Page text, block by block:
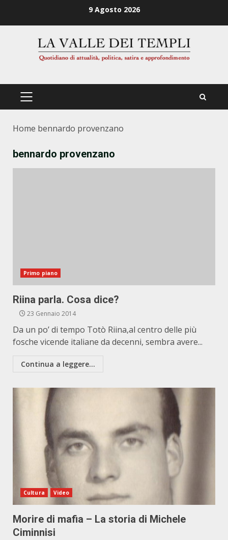
9 Agosto 2026
PRIMÄRES
Home bennardo provenzano
bennardo provenzano
Primo piano
Riina parla. Cosa dice?
23 Gennaio 2014
Da un po’ di tempo Totò Riina,al centro delle più
fosche vicende italiane da decenni, sembra avere...
Continua a leggere...
Cultura Video
Morire di mafia – La storia di Michele
Ciminnisi